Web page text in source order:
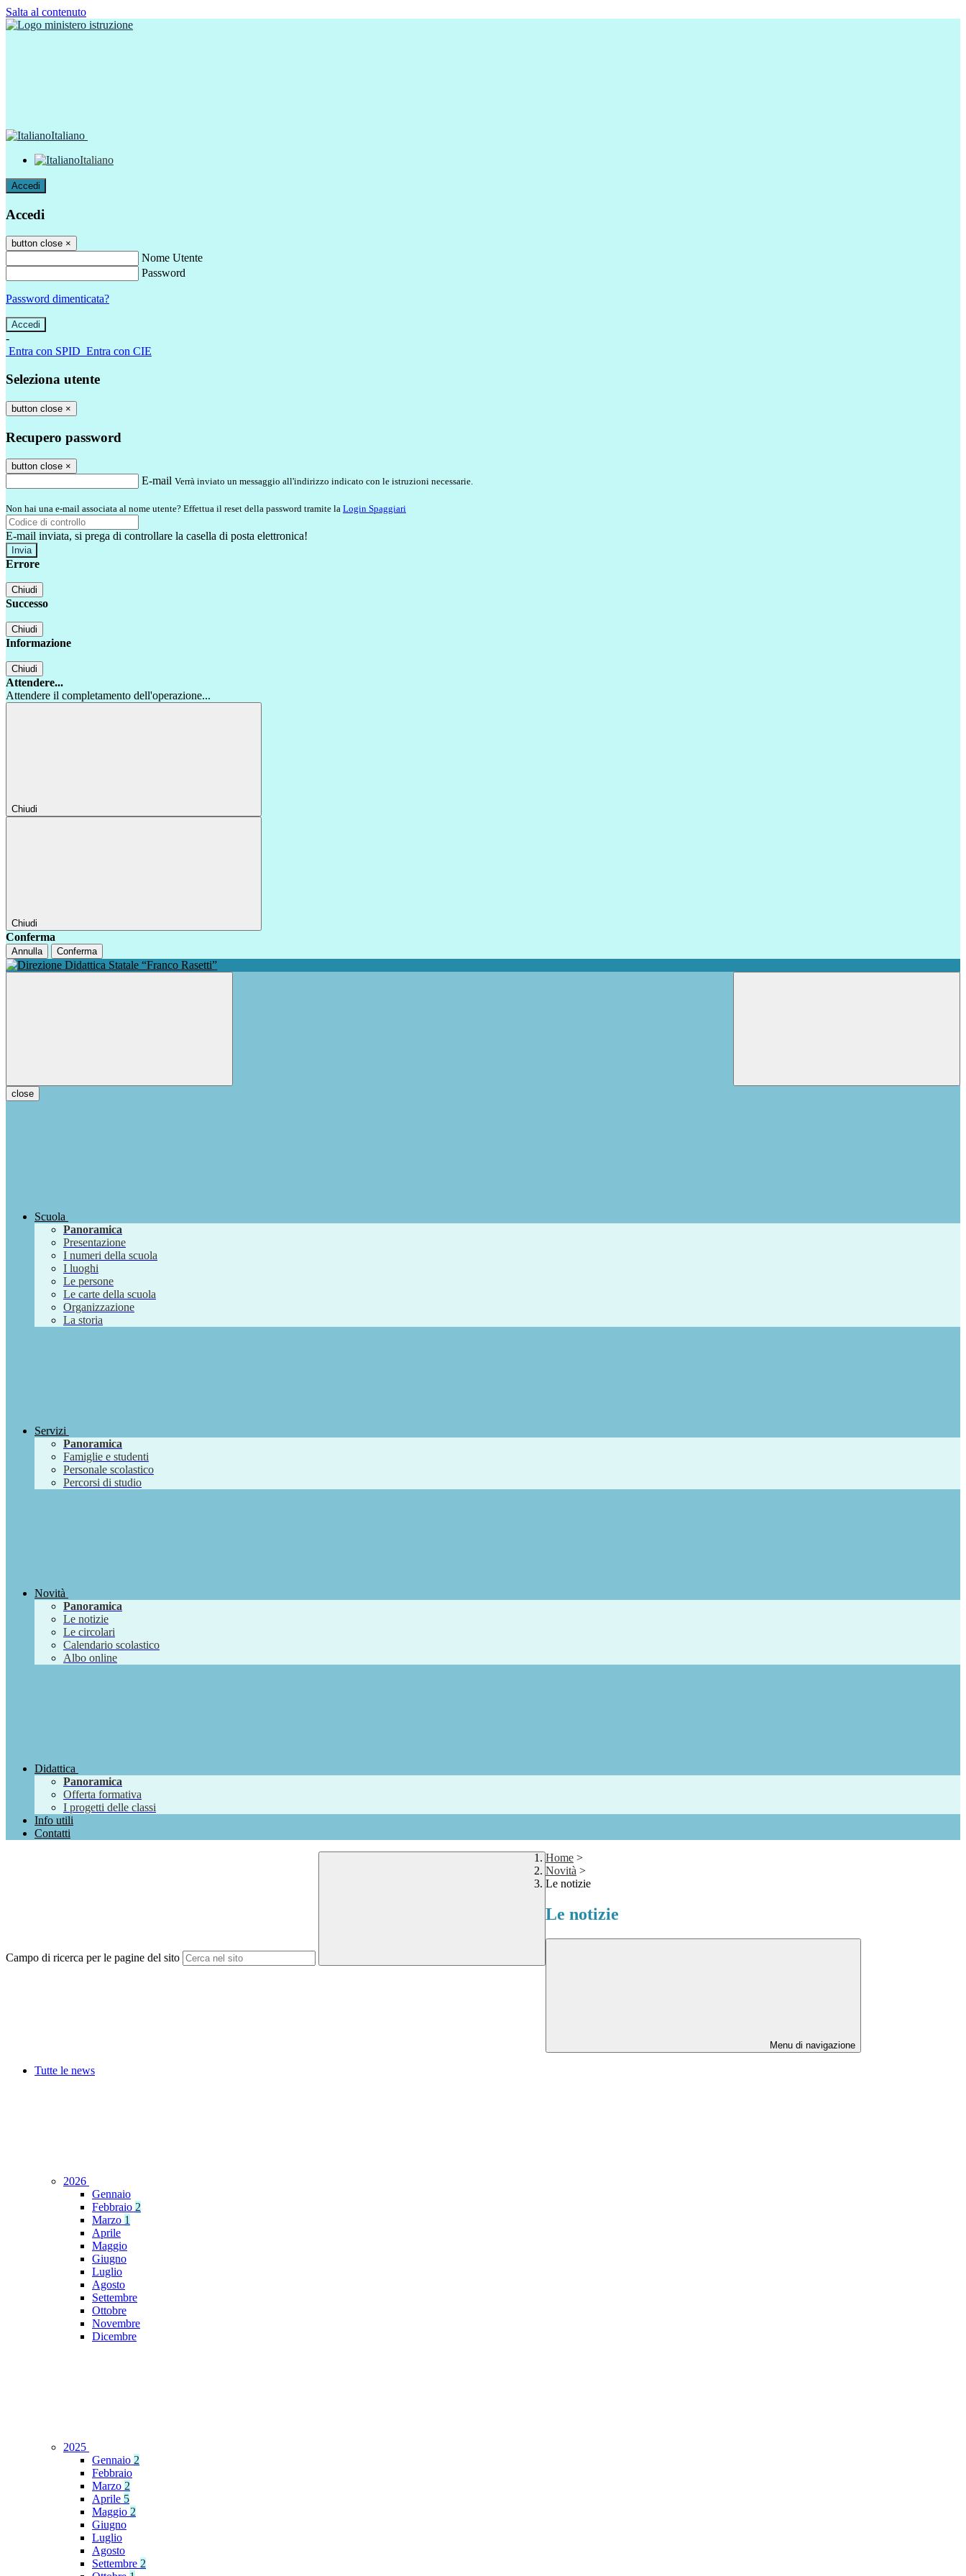
Salta al contenuto
Italiano
Italiano
Accedi
Accedi
button close ×
Nome Utente
Password
Password dimenticata?
-
Entra con SPID Entra con CIE
Seleziona utente
button close ×
Recupero password
button close ×
E-mail Verrà inviato un messaggio all'indirizzo indicato con le istruzioni necessarie.
Non hai una e-mail associata al nome utente? Effettua il reset della password tramite la Login Spaggiari
E-mail inviata, si prega di controllare la casella di posta elettronica!
Errore
Chiudi
Successo
Chiudi
Informazione
Chiudi
Attendere...
Attendere il completamento dell'operazione...
Chiudi
Chiudi
Conferma
Annulla Conferma
close
Scuola
Panoramica
Presentazione
I numeri della scuola
I luoghi
Le persone
Le carte della scuola
Organizzazione
La storia
Servizi
Panoramica
Famiglie e studenti
Personale scolastico
Percorsi di studio
Novità
Panoramica
Le notizie
Le circolari
Calendario scolastico
Albo online
Didattica
Panoramica
Offerta formativa
I progetti delle classi
Info utili
Contatti
Campo di ricerca per le pagine del sito
Home >
Novità >
Le notizie
Le notizie
Menu di navigazione
Tutte le news
2026
Gennaio
Febbraio 2
Marzo 1
Aprile
Maggio
Giugno
Luglio
Agosto
Settembre
Ottobre
Novembre
Dicembre
2025
Gennaio 2
Febbraio
Marzo 2
Aprile 5
Maggio 2
Giugno
Luglio
Agosto
Settembre 2